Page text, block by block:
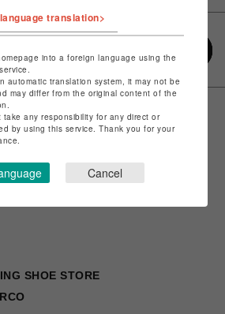
SHOE STORE
translation>
into a foreign language using the
automatic translation system, it may not be
may differ from the original content of the
any responsibility for any direct or
by using this service. Thank you for your
Cancel